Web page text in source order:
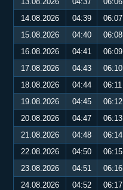
14.08.2026
04:39 06:07
15.08.2026
04:40 06:08
16.08.2026
04:41 06:09
17.08.2026
04:43 06:10
18.08.2026
04:44 06:11
19.08.2026
04:45 06:12
20.08.2026
04:47 06:13
21.08.2026
04:48 06:14
22.08.2026
04:50 06:15
23.08.2026
04:51 06:16
24.08.2026
04:52 06:17